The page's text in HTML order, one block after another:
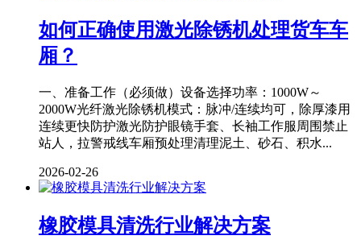
如何正确使用激光除锈机处理货车车
厢？
一、准备工作（必须做）设备选择功率：1000W～
2000W光纤激光除锈机模式：脉冲/连续均可，除厚漆用
连续更快防护激光防护眼镜手套、长袖工作服周围禁止
站人，拉警戒线车厢预处理清理泥土、砂石、积水...
2026-02-26
橡胶模具清洗行业解决方案